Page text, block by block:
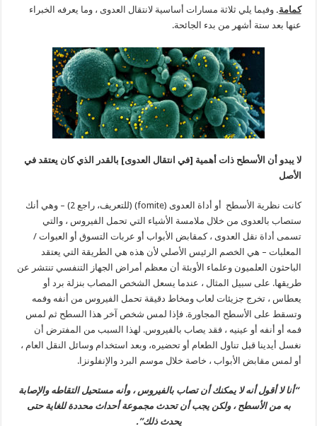
كمامة. وفيما يلي ثلاثة مسارات أساسية لانتقال العدوى ، وما يعرفه الخبراء
عنها بعد ستة أشهر من بدء الجائحة.
لا يبدو أن الأسطح ذات أهمية [في انتقال العدوى] بالقدر الذي كان يعتقد في
الأصل
كانت نظرية الأسطح أو أداة العدوى (fomite) (للتعريف، راجع 2) – وهي أنك
ستصاب بالعدوى من خلال ملامسة الأشياء التي تحمل الفيروس ، والتي
تسمى أداة نقل العدوى ، كمقابض الأبواب أو عربات التسوق أو العبوات /
المعلبات – هي الخصم الرئيس الأصلي لأن هذه هي الطريقة التي يعتقد
الباحثون العلميون وعلماء الأوبئة أن معظم أمراض الجهاز التنفسي تنتشر عن
طريقها. على سبيل المثال ، عندما يسعل الشخص المصاب بنزلة برد أو
يعطاس ، تخرج جزيئات لعاب ومخاط دقيقة تحمل الفيروس من أنفه وفمه
وتسقط على الأسطح المجاورة. فإذا لمس شخص آخر هذا السطح ثم لمس
فمه أو أنفه أو عينيه ، فقد يصاب بالفيروس. لهذا السبب من المفترض أن
نغسل أيدينا قبل تناول الطعام أو تحضيره، وبعد استخدام وسائل النقل العام ،
أو لمس مقابض الأبواب ، خاصة خلال موسم البرد والإنفلونزا.
“أنا لا أقول أنه لا يمكنك أن تصاب بالفيروس ، وأنه مستحيل التقاطه والإصابة
به من الأسطح ، ولكن يجب أن تحدث مجموعة أحداث محددة للغاية حتى
يحدث ذلك”.